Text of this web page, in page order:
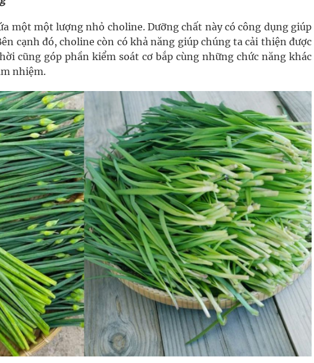
một một lượng nhỏ choline. Dưỡng chất này có công dụng giúp
cạnh đó, choline còn có khả năng giúp chúng ta cải thiện được
cũng góp phần kiểm soát cơ bắp cùng những chức năng khác
nhiệm.